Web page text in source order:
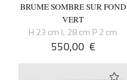
BRUME SOMBRE SUR FOND
VERT
H 23 cm L 28 cm P 2 cm
550,00 €